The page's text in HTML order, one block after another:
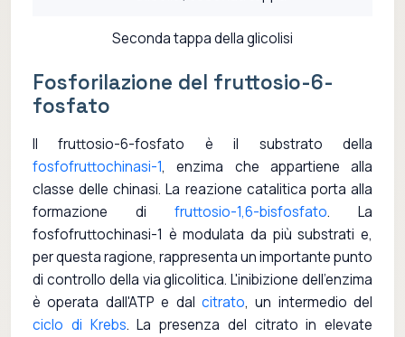
Seconda tappa della glicolisi
Fosforilazione del fruttosio-6-
fosfato
Il fruttosio-6-fosfato è il substrato della
fosfofruttochinasi-1, enzima che appartiene alla
classe delle chinasi. La reazione catalitica porta alla
formazione di fruttosio-1,6-bisfosfato. La
fosfofruttochinasi-1 è modulata da più substrati e,
per questa ragione, rappresenta un importante punto
di controllo della via glicolitica. L'inibizione dell'enzima
è operata dall'ATP e dal citrato, un intermedio del
ciclo di Krebs. La presenza del citrato in elevate